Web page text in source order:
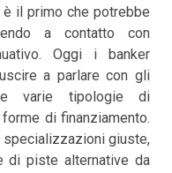
il primo che potrebbe
a contatto con
Oggi i banker
a parlare con gli
varie tipologie di
di finanziamento.
specializzazioni giuste,
di piste alternative da